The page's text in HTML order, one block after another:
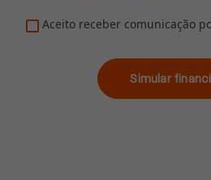
Aceito receber comunicação
Simular